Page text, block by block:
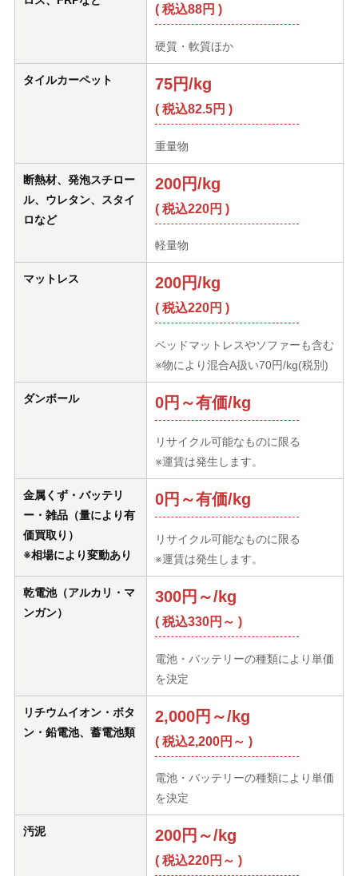
( 税込88円 )
硬質・軟質ほか
タイルカーペット 75円/kg
( 税込82.5円 )
重量物
断熱材、発泡スチロー
ル、ウレタン、スタイ
ロなど
200円/kg
( 税込220円 )
軽量物
マットレス 200円/kg
( 税込220円 )
ベッドマットレスやソファーも含む
※物により混合A扱い70円/kg(税別)
ダンボール 0円～有価/kg
リサイクル可能なものに限る
※運賃は発生します。
金属くず・バッテリ
ー・雑品（量により有
価買取り）
※相場により変動あり
0円～有価/kg
リサイクル可能なものに限る
※運賃は発生します。
乾電池（アルカリ・マ
ンガン）
300円～/kg
( 税込330円～ )
電池・バッテリーの種類により単価
を決定
リチウムイオン・ボタ
ン・鉛電池、蓄電池類
2,000円～/kg
( 税込2,200円～ )
電池・バッテリーの種類により単価
を決定
汚泥 200円～/kg
( 税込220円～ )